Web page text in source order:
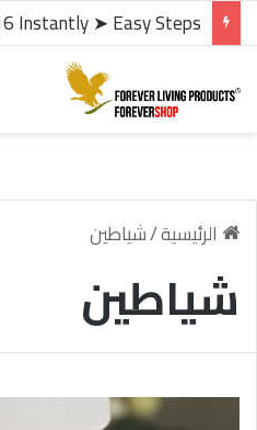
الرئيسية/شياطين
شياطين